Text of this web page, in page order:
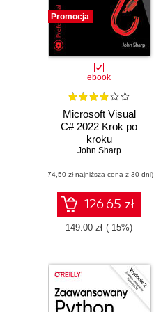
Promocja
ebook
Microsoft Visual
C# 2022 Krok po
kroku
John Sharp
(74,50 zł najniższa cena z 30 dni)
126.65 zł
149.00 zł (-15%)